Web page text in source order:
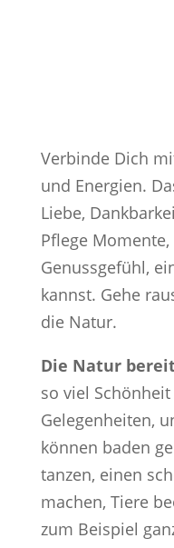
Verbinde Dich
und Energien.
Liebe,
Pflege
Genussgefühl,
kannst. Gehe
die Natur.
Die Natur
so viel
Gelegenheiten,
können baden
tanzen, einen
machen, Tiere
zum Beispiel